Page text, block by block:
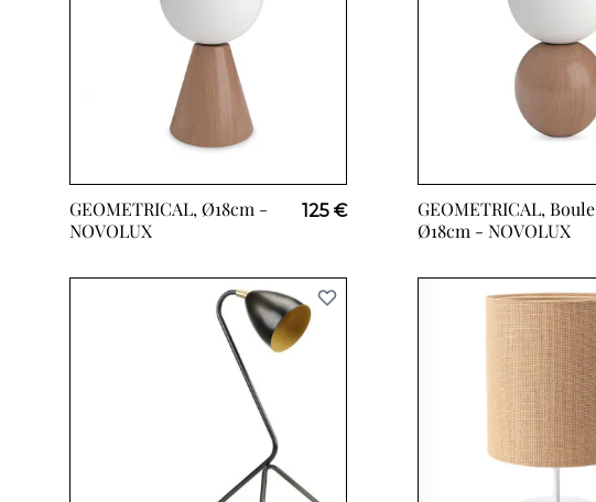
GEOMETRICAL, Ø18cm -
NOVOLUX
125 €
GEOMETRICAL, Boule
Ø18cm - NOVOLUX